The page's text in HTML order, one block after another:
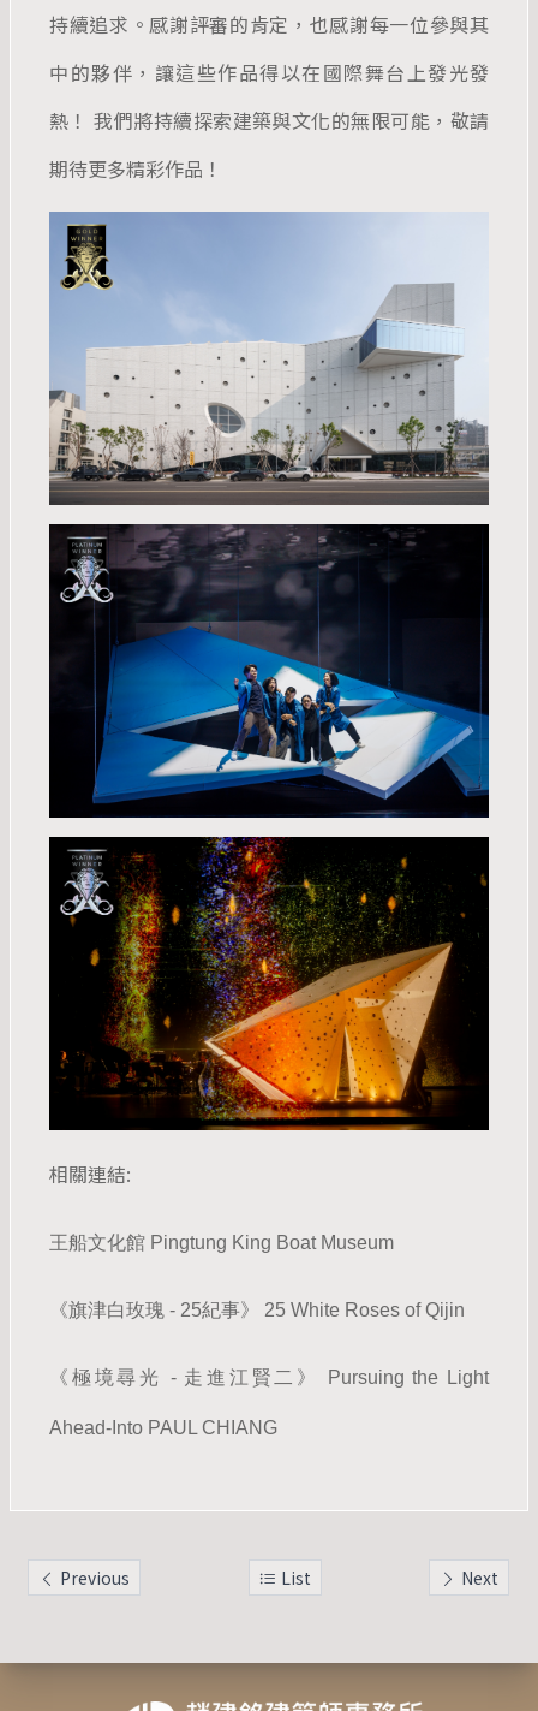
持續追求。感謝評審的肯定，也感謝每一位參與其
中的夥伴，讓這些作品得以在國際舞台上發光發
熱！ 我們將持續探索建築與文化的無限可能，敬請
期待更多精彩作品！
相關連結:
王船文化館 Pingtung King Boat Museum
《旗津白玫瑰 - 25紀事》 25 White Roses of Qijin
《 極境尋光 - 走進江賢二 》 Pursuing the Light
Ahead-Into PAUL CHIANG
Previous List Next